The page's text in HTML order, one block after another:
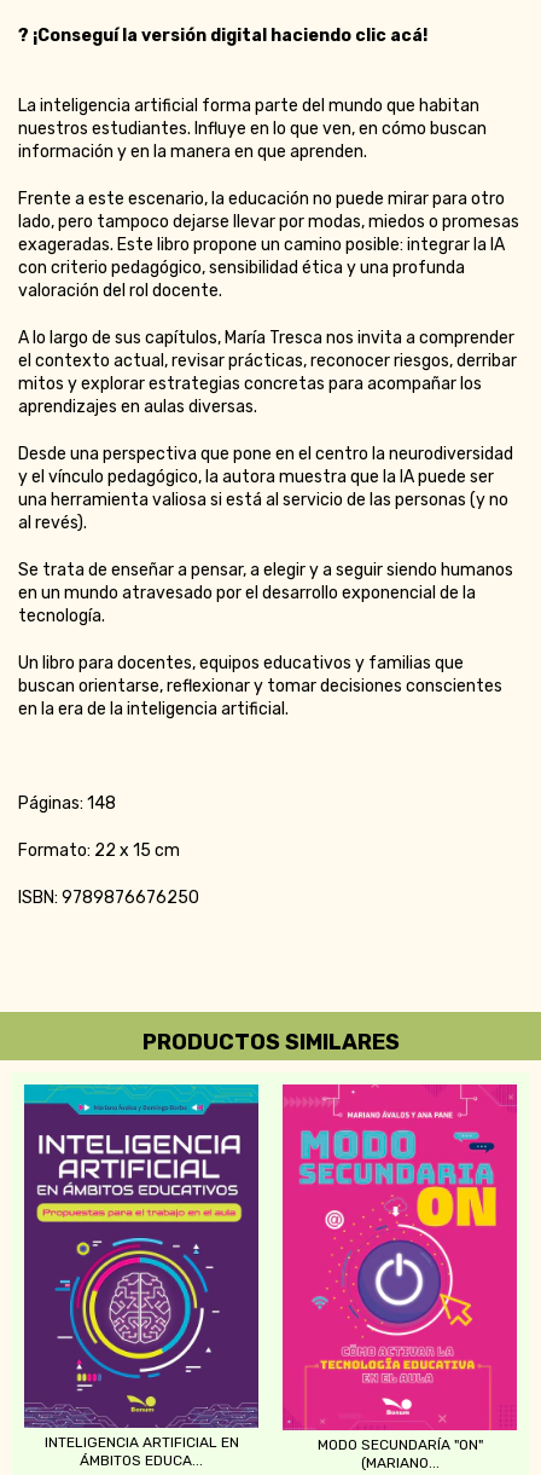
? ¡Conseguí la versión digital haciendo clic acá!
La inteligencia artificial forma parte del mundo que habitan
nuestros estudiantes. Influye en lo que ven, en cómo buscan
información y en la manera en que aprenden.
Frente a este escenario, la educación no puede mirar para otro
lado, pero tampoco dejarse llevar por modas, miedos o promesas
exageradas. Este libro propone un camino posible: integrar la IA
con criterio pedagógico, sensibilidad ética y una profunda
valoración del rol docente.
A lo largo de sus capítulos, María Tresca nos invita a comprender
el contexto actual, revisar prácticas, reconocer riesgos, derribar
mitos y explorar estrategias concretas para acompañar los
aprendizajes en aulas diversas.
Desde una perspectiva que pone en el centro la neurodiversidad
y el vínculo pedagógico, la autora muestra que la IA puede ser
una herramienta valiosa si está al servicio de las personas (y no
al revés).
Se trata de enseñar a pensar, a elegir y a seguir siendo humanos
en un mundo atravesado por el desarrollo exponencial de la
tecnología.
Un libro para docentes, equipos educativos y familias que
buscan orientarse, reflexionar y tomar decisiones conscientes
en la era de la inteligencia artificial.
Páginas: 148
Formato: 22 x 15 cm
ISBN: 9789876676250
PRODUCTOS SIMILARES
INTELIGENCIA ARTIFICIAL EN
ÁMBITOS EDUCA...
MODO SECUNDARÍA "ON"
(MARIANO...